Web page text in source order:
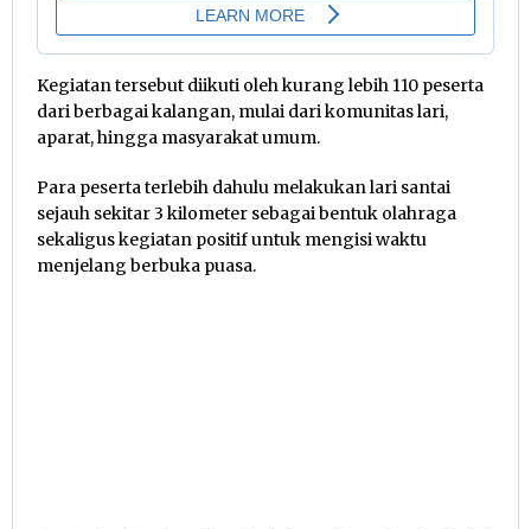
Kegiatan tersebut diikuti oleh kurang lebih 110 peserta
dari berbagai kalangan, mulai dari komunitas lari,
aparat, hingga masyarakat umum.
Para peserta terlebih dahulu melakukan lari santai
sejauh sekitar 3 kilometer sebagai bentuk olahraga
sekaligus kegiatan positif untuk mengisi waktu
menjelang berbuka puasa.